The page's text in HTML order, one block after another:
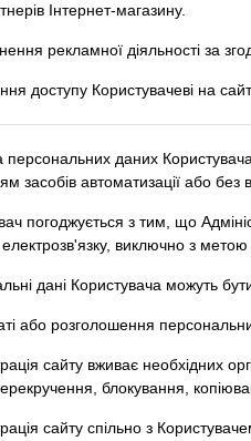
Інтернет-магазину.
рекламної діяльності за
доступу Користувачеві на
даних
засобів автоматизації або без
погоджується з тим, що
виключно з
дані Користувача можуть
або розголошення
сайту вживає необхідних
блокування,
сайту спільно з